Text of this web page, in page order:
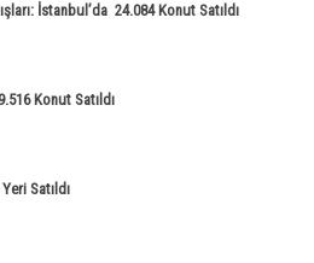
İstanbul’da 24.084 Konut Satıldı
Konut Satıldı
Satıldı